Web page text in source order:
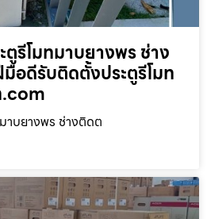
ตูรีโมทมาบยางพร ช่าง
อดีรับติดตั้งประตูรีโมท
.com
าบยางพร ช่างติดต